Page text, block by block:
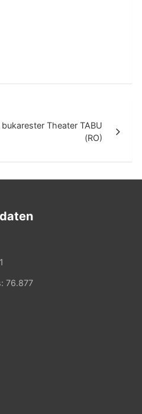
Theater TABU
(RO)
76.877